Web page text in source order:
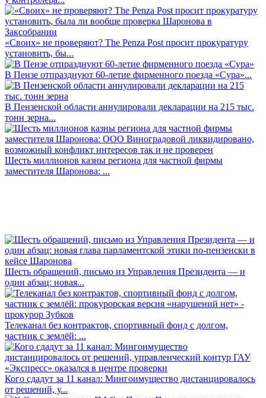
«Своих» не проверяют? The Penza Post просит прокуратуру
установить, бы...
В Пензе отпразднуют 60-летие фирменного поезда «Сура»...
В Пензенской области аннулировали декларации на 215 тыс.
тонн зерна...
Шесть миллионов казны региона для частной фирмы
заместителя Шаронова: ...
Шесть обращений, письмо из Управления Президента — и
один абзац: новая...
Телеканал без контрактов, спортивный фонд с долгом,
частник с землёй: ...
Кого сдадут за 11 канал: Мингоимущество дистанцировалось
от решений, у...